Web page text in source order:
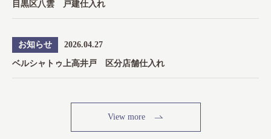
目黒区八雲 戸建仕入れ
お知らせ 2026.04.27
ベルシャトゥ上高井戸 区分店舗仕入れ
View more